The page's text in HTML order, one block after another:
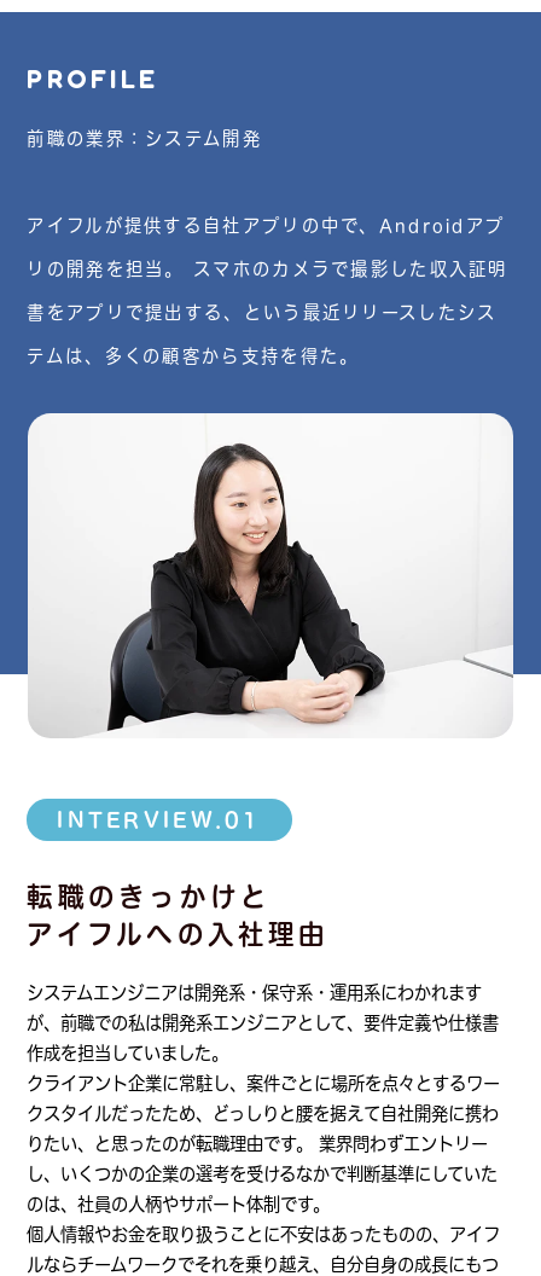
PROFILE
前職の業界：システム開発
アイフルが提供する自社アプリの中で、Androidアプ
リの開発を担当。 スマホのカメラで撮影した収入証明
書をアプリで提出する、という最近リリースしたシス
テムは、多くの顧客から支持を得た。
INTERVIEW.01
転職のきっかけと
アイフルへの入社理由
システムエンジニアは開発系・保守系・運用系にわかれます
が、前職での私は開発系エンジニアとして、要件定義や仕様書
作成を担当していました。
クライアント企業に常駐し、案件ごとに場所を点々とするワー
クスタイルだったため、どっしりと腰を据えて自社開発に携わ
りたい、と思ったのが転職理由です。
業界問わずエントリー
し、いくつかの企業の選考を受けるなかで判断基準にしていた
のは、社員の人柄やサポート体制です。
個人情報やお金を取り扱うことに不安はあったものの、アイフ
ルならチームワークでそれを乗り越え、自分自身の成長にもつ